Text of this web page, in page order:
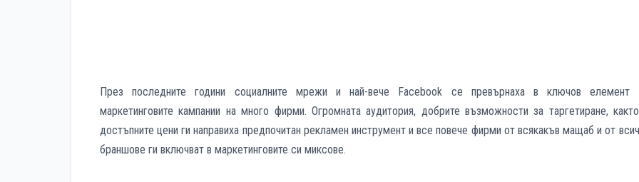
През последните години социалните мрежи и най-вече Facebook се превърнаха в ключов елемент
маркетинговите кампании на много фирми. Огромната аудитория, добрите възможности за таргетиране,
достъпните цени ги направиха предпочитан рекламен инструмент и все повече фирми от всякакъв мащаб и от
браншове ги включват в маркетинговите си миксове.